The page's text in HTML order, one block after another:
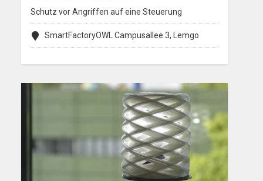
Schutz vor Angriffen auf eine Steuerung
SmartFactoryOWL Campusallee 3, Lemgo